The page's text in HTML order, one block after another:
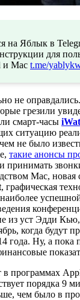
на Яблык в
для
и Mac t.me/
не
грезили
смарт-часы
ситуацию
не было
такие анонсы
принимать
Mac, новая
, графическая
из уст Эдди Кью,
когда будут
года. Ну, а пока
программах
порядка 9
чем было в